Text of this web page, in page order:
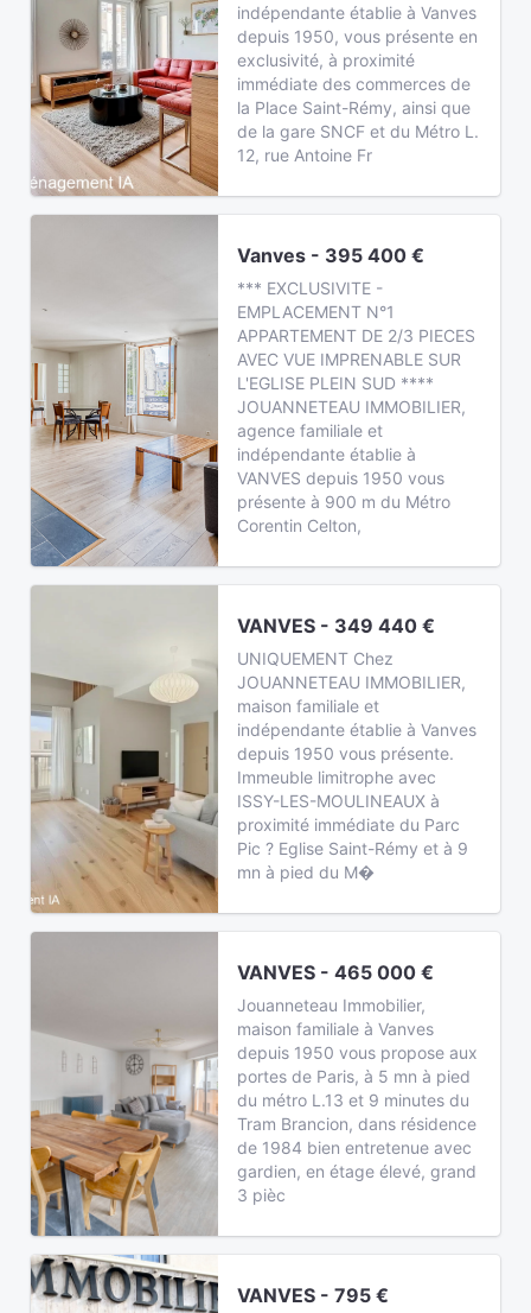
indépendante établie à Vanves
depuis 1950, vous présente en
exclusivité, à proximité
immédiate des commerces de
la Place Saint-Rémy, ainsi que
de la gare SNCF et du Métro L.
12, rue Antoine Fr
Vanves - 395 400 €
*** EXCLUSIVITE -
EMPLACEMENT N°1
APPARTEMENT DE 2/3 PIECES
AVEC VUE IMPRENABLE SUR
L'EGLISE PLEIN SUD ****
JOUANNETEAU IMMOBILIER,
agence familiale et
indépendante établie à
VANVES depuis 1950 vous
présente à 900 m du Métro
Corentin Celton,
VANVES - 349 440 €
UNIQUEMENT Chez
JOUANNETEAU IMMOBILIER,
maison familiale et
indépendante établie à Vanves
depuis 1950 vous présente.
Immeuble limitrophe avec
ISSY-LES-MOULINEAUX à
proximité immédiate du Parc
Pic ? Eglise Saint-Rémy et à 9
mn à pied du M�
VANVES - 465 000 €
Jouanneteau Immobilier,
maison familiale à Vanves
depuis 1950 vous propose aux
portes de Paris, à 5 mn à pied
du métro L.13 et 9 minutes du
Tram Brancion, dans résidence
de 1984 bien entretenue avec
gardien, en étage élevé, grand
3 pièc
VANVES - 795 €